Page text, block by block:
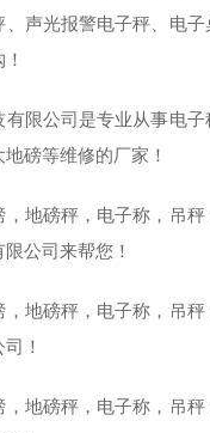
、声光报警电子秤、电
有限公司是专业从事电
地磅等维修的厂家！
，地磅秤，电子称，吊
公司来帮您！
，地磅秤，电子称，吊
！
，地磅秤，电子称，吊